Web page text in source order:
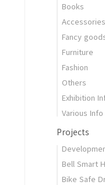
Books
Accessories
Fancy
Furniture
Fashion
Others
Exhibition
Various Info
Projects
Bell Smart
Bike Safe